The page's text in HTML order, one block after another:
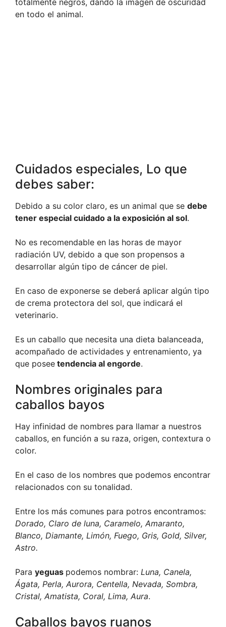
en todo el animal.
Cuidados especiales, Lo que
debes saber:
Debido a su color claro, es un animal que se debe
tener especial cuidado a la exposición al sol.
No es recomendable en las horas de mayor
radiación UV, debido a que son propensos a
desarrollar algún tipo de cáncer de piel.
En caso de exponerse se deberá aplicar algún tipo
de crema protectora del sol, que indicará el
veterinario.
Es un caballo que necesita una dieta balanceada,
acompañado de actividades y entrenamiento, ya
que posee tendencia al engorde.
Nombres originales para
caballos bayos
Hay infinidad de nombres para llamar a nuestros
caballos, en función a su raza, origen, contextura o
color.
En el caso de los nombres que podemos encontrar
relacionados con su tonalidad.
Entre los más comunes para potros encontramos:
Dorado, Claro de luna, Caramelo, Amaranto,
Blanco, Diamante, Limón, Fuego, Gris, Gold, Silver,
Astro.
Para yeguas podemos nombrar: Luna, Canela,
Ágata, Perla, Aurora, Centella, Nevada, Sombra,
Cristal, Amatista, Coral, Lima, Aura.
Caballos bayos ruanos